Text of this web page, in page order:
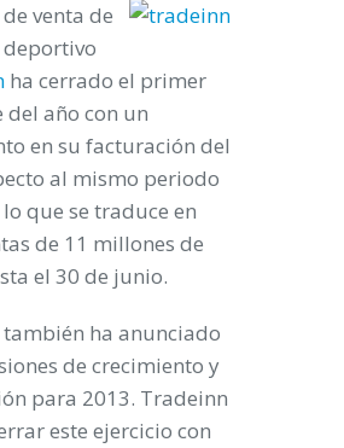
venta de
ha cerrado el primer
del año con un
en su facturación del
al mismo periodo
lo que se traduce en
de 11 millones de
el 30 de junio.
ha anunciado
de crecimiento y
para 2013. Tradeinn
este ejercicio con